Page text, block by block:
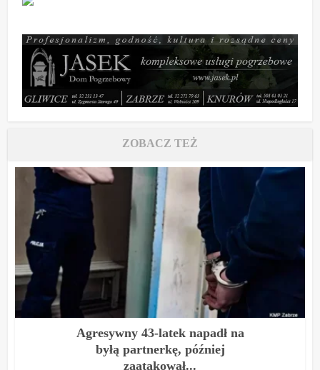
ZOBACZ TEŻ
Agresywny 43-latek napadł na
byłą partnerkę, później
zaatakował...